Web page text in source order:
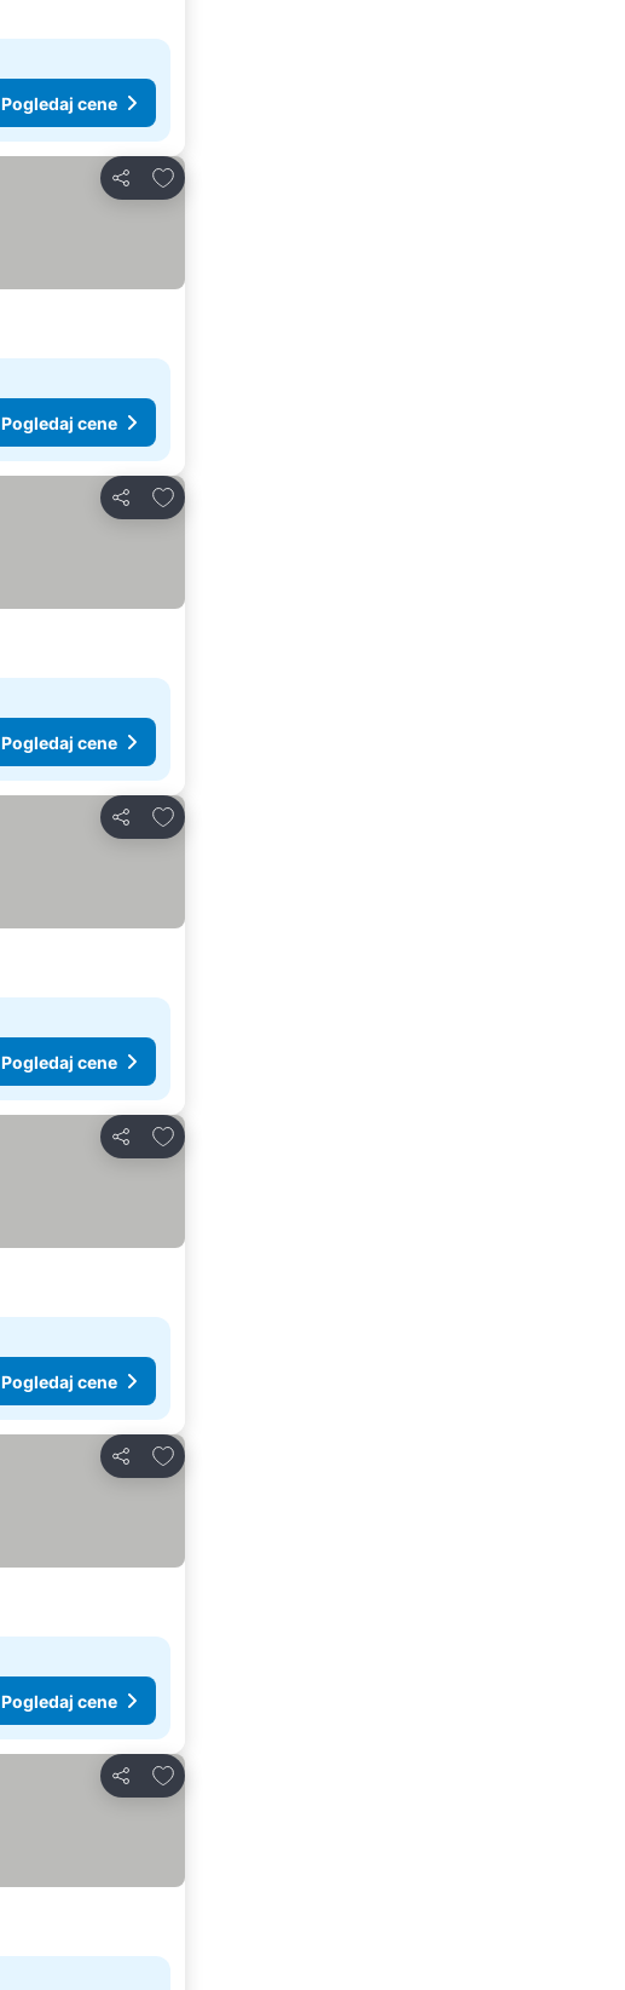
Pogledaj cene
Deli
Dodati u favorite
Pogledaj cene
Deli
Dodati u favorite
Pogledaj cene
Deli
Dodati u favorite
Pogledaj cene
Deli
Dodati u favorite
Pogledaj cene
Deli
Dodati u favorite
Pogledaj cene
Deli
Dodati u favorite